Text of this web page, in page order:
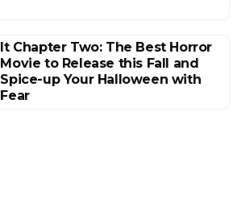
It Chapter Two: The Best Horror
Movie to Release this Fall and
Spice-up Your Halloween with
Fear